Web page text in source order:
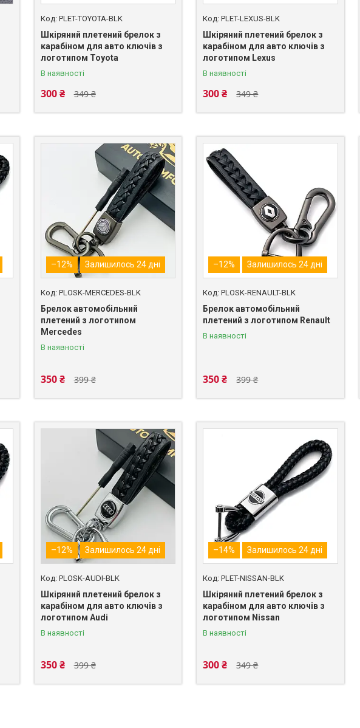
PLET-TOYOTA-BLK
Шкіряний плетений брелок з
карабіном для авто ключів з
логотипом Toyota
В наявності
349 ₴
300 ₴
PLET-LEXUS-BLK
Шкіряний плетений брелок з
карабіном для авто ключів з
логотипом Lexus
В наявності
349 ₴
300 ₴
–12% Залишилось 24 дні
PLOSK-MERCEDES-BLK
Брелок автомобільний
плетений з логотипом
Mercedes
В наявності
399 ₴
350 ₴
–12% Залишилось 24 дні
PLOSK-RENAULT-BLK
Брелок автомобільний
плетений з логотипом Renault
В наявності
399 ₴
350 ₴
–12% Залишилось 24 дні
PLOSK-AUDI-BLK
Шкіряний плетений брелок з
карабіном для авто ключів з
логотипом Audi
В наявності
399 ₴
350 ₴
–14% Залишилось 24 дні
PLET-NISSAN-BLK
Шкіряний плетений брелок з
карабіном для авто ключів з
логотипом Nissan
В наявності
349 ₴
300 ₴